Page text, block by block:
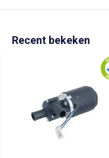
Recent bekeken